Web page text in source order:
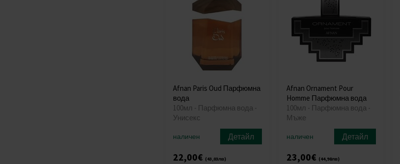
Afnan Paris Oud Парфюмна
вода
100мл - Парфюмна вода -
Унисекс
наличен Детайл
22,00€ (43,03лв)
Afnan Ornament Pour
Homme Парфюмна вода
100мл - Парфюмна вода -
Мъже
наличен Детайл
23,00€ (44,98лв)